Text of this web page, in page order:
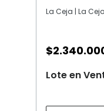
La Ceja | La Ceja
$
Lote en